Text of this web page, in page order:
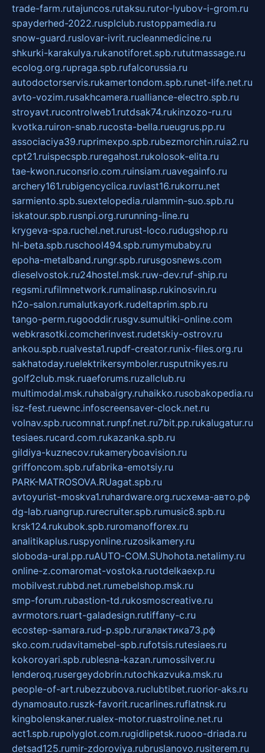
trade-farm.rutajuncos.rutaksu.rutor-lyubov-i-grom.ru
spayderhed-2022.rusplclub.rustoppamedia.ru
snow-guard.ruslovar-ivrit.rucleanmedicine.ru
shkurki-karakulya.rukanotiforet.spb.rututmassage.ru
ecolog.org.rupraga.spb.rufalcorussia.ru
autodoctorservis.rukamertondom.spb.runet-life.net.ru
avto-vozim.rusakhcamera.rualliance-electro.spb.ru
stroyavt.rucontrolweb1.rutdsak74.rukinzozo-ru.ru
kvotka.ruiron-snab.rucosta-bella.rueugrus.pp.ru
associaciya39.ruprimexpo.spb.rubezmorchin.ruia2.ru
cpt21.ruispecspb.ruregahost.rukolosok-elita.ru
tae-kwon.ruconsrio.com.ruinsiam.ruavegainfo.ru
archery161.rubigencyclica.ruvlast16.rukorru.net
sarmiento.spb.suextelopedia.rulammin-suo.spb.ru
iskatour.spb.rusnpi.org.rurunning-line.ru
krygeva-spa.ruchel.net.rurust-loco.rudugshop.ru
hl-beta.spb.ruschool494.spb.rumymubaby.ru
epoha-metalband.rungr.spb.rurusgosnews.com
dieselvostok.ru24hostel.msk.ruw-dev.ruf-ship.ru
regsmi.rufilmnetwork.rumalinasp.rukinosvin.ru
h2o-salon.rumalutkayork.rudeltaprim.spb.ru
tango-perm.rugooddir.rusgv.sumultiki-online.com
webkrasotki.comcherinvest.rudetskiy-ostrov.ru
ankou.spb.rualvesta1.rupdf-creator.runix-files.org.ru
sakhatoday.ruelektrikersymboler.rusputnikyes.ru
golf2club.msk.ruaeforums.ruzallclub.ru
multimodal.msk.ruhabaigry.ruhaikko.rusobakopedia.ru
isz-fest.ruewnc.infoscreensaver-clock.net.ru
volnav.spb.rucomnat.runpf.net.ru7bit.pp.rukalugatur.ru
tesiaes.rucard.com.rukazanka.spb.ru
gildiya-kuznecov.rukameryboavision.ru
griffoncom.spb.rufabrika-emotsiy.ru
PARK-MATROSOVA.RUagat.spb.ru
avtoyurist-moskva1.ruhardware.org.ruсхема-авто.рф
dg-lab.ruangrup.rurecruiter.spb.rumusic8.spb.ru
krsk124.rukubok.spb.ruromanofforex.ru
analitikaplus.ruspyonline.ruzosikamery.ru
sloboda-ural.pp.ruAUTO-COM.SUhohota.netalimy.ru
online-z.comaromat-vostoka.ruotdelkaexp.ru
mobilvest.rubbd.net.rumebelshop.msk.ru
smp-forum.rubastion-td.rukosmoscreative.ru
avrmotors.ruart-galadesign.rutiffany-c.ru
ecostep-samara.rud-p.spb.ruгалактика73.рф
sko.com.rudavitamebel-spb.rufotsis.rutesiaes.ru
kokoroyari.spb.rublesna-kazan.rumossilver.ru
lenderoq.rusergeydobrin.rutochkazvuka.msk.ru
people-of-art.rubezzubova.ruclubtibet.ruorior-aks.ru
dynamoauto.ruszk-favorit.rucarlines.ruflatnsk.ru
kingbolenskaner.rualex-motor.ruastroline.net.ru
act1.spb.rupolyglot.com.rugidlipetsk.ruooo-driada.ru
detsad125.rumir-zdoroviya.rubruslanovo.rusiterem.ru